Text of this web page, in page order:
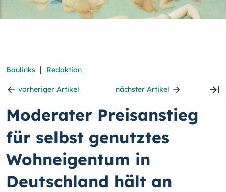
Baulinks | Redaktion
vorheriger Artikel nächster Artikel
Moderater Preisanstieg
für selbst genutztes
Wohneigentum in
Deutschland hält an